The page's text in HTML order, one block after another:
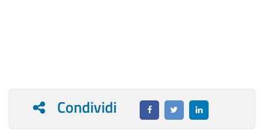
Condividi